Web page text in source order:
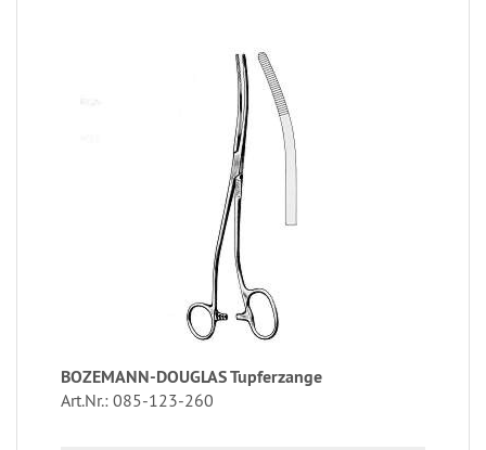
BOZEMANN-DOUGLAS Tupferzange
Art.Nr.: 085-123-260